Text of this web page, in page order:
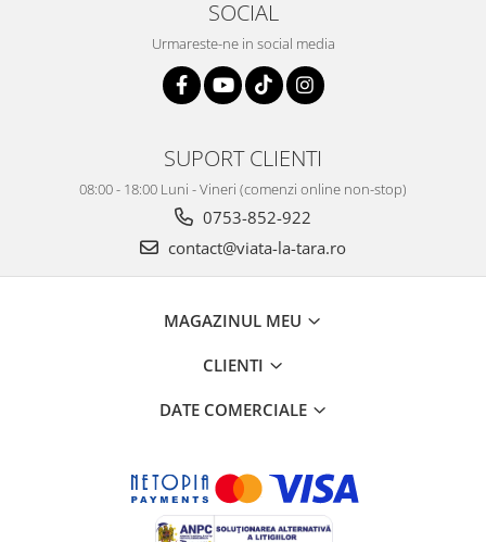
SOCIAL
Urmareste-ne in social media
SUPORT CLIENTI
08:00 - 18:00 Luni - Vineri (comenzi online non-stop)
0753-852-922
contact@viata-la-tara.ro
MAGAZINUL MEU
CLIENTI
DATE COMERCIALE